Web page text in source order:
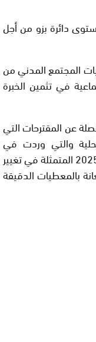
دائرة بزو من أجل
المجتمع المدني من
في تثمين الخبرة
عن المقترحات التي
والتي وردت في
الخطاب الملكي بافتتاح البرلمان 10 اكتوبر 2025 المتمثلة في تغيير
بالمعطيات الدقيقة